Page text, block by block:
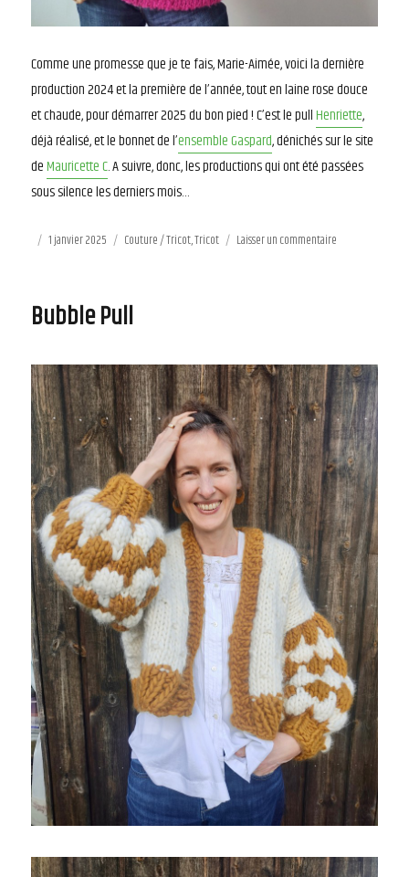
Comme une promesse que je te fais, Marie-Aimée, voici la dernière
production 2024 et la première de l’année, tout en laine rose douce
et chaude, pour démarrer 2025 du bon pied ! C’est le pullHenriette,
déjà réalisé, et le bonnet de l’ensemble Gaspard, dénichés sur le site
deMauricette C. A suivre, donc, les productions qui ont été passées
sous silence les derniers mois…
Publié
1 janvier 2025 Catégories
Couture / Tricot,Tricot Laisser un commentaire
Bubble Pull